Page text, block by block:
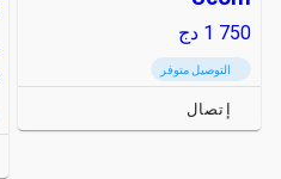
1 750 دج
التوصيل متوفر
إتصال